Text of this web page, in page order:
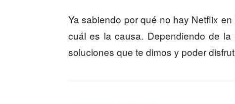
Ya sabiendo por qué no hay Netflix
cuál es la causa. Dependiendo de
soluciones que te dimos y poder